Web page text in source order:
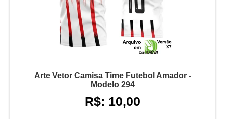
Arte Vetor Camisa Time Futebol Amador -
Modelo 294
R$: 10,00